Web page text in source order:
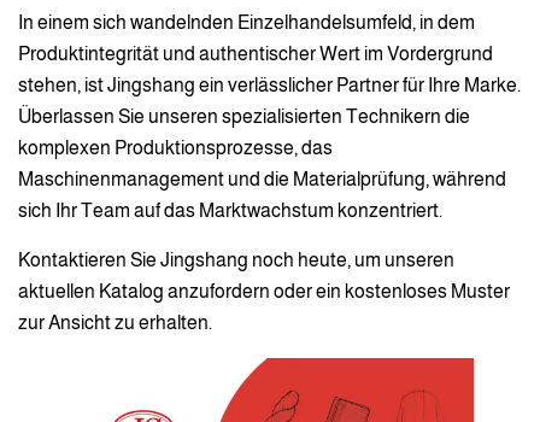
In einem sich wandelnden Einzelhandelsumfeld, in dem
Produktintegrität und authentischer Wert im Vordergrund
stehen, ist Jingshang ein verlässlicher Partner für Ihre Marke.
Überlassen Sie unseren spezialisierten Technikern die
komplexen Produktionsprozesse, das
Maschinenmanagement und die Materialprüfung, während
sich Ihr Team auf das Marktwachstum konzentriert.
Kontaktieren Sie Jingshang noch heute, um unseren
aktuellen Katalog anzufordern oder ein kostenloses Muster
zur Ansicht zu erhalten.